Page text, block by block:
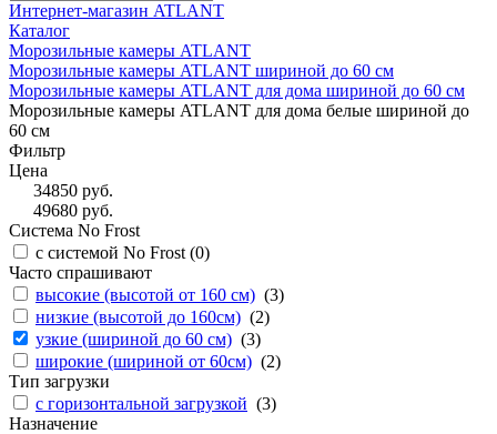
Интернет-магазин ATLANT
Каталог
Морозильные камеры ATLANT
Морозильные камеры ATLANT шириной до 60 см
Морозильные камеры ATLANT для дома шириной до 60 см
Морозильные камеры ATLANT для дома белые шириной до
60 см
Фильтр
Цена
34850руб.
49680руб.
Система No Frost
с системой No Frost (0)
Часто спрашивают
высокие (высотой от 160 см) (3)
низкие (высотой до 160см) (2)
узкие (шириной до 60 см) (3)
широкие (шириной от 60см) (2)
Тип загрузки
с горизонтальной загрузкой (3)
Назначение